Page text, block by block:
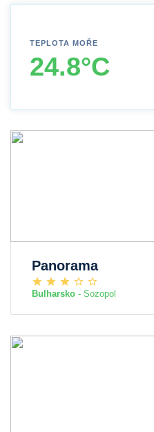
TEPLOTA MOŘE
24.8°C
Panorama
Bulharsko - Sozopol